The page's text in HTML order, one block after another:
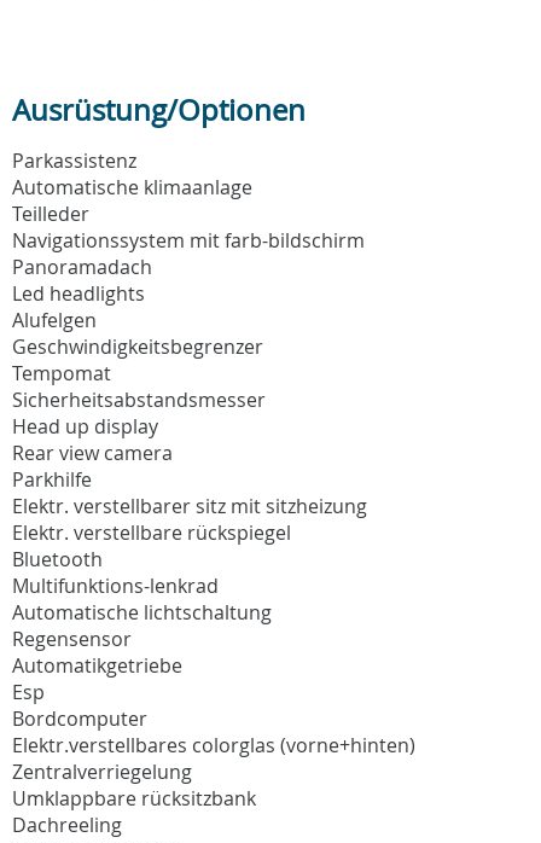
Ausrüstung/Optionen
Parkassistenz
Automatische klimaanlage
Teilleder
Navigationssystem mit farb-bildschirm
Panoramadach
Led headlights
Alufelgen
Geschwindigkeitsbegrenzer
Tempomat
Sicherheitsabstandsmesser
Head up display
Rear view camera
Parkhilfe
Elektr. verstellbarer sitz mit sitzheizung
Elektr. verstellbare rückspiegel
Bluetooth
Multifunktions-lenkrad
Automatische lichtschaltung
Regensensor
Automatikgetriebe
Esp
Bordcomputer
Elektr.verstellbares colorglas (vorne+hinten)
Zentralverriegelung
Umklappbare rücksitzbank
Dachreeling